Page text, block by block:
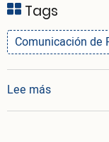
Tags
Comunicación de
Lee mássobre